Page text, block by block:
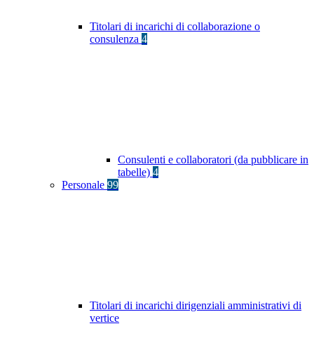
Titolari di incarichi di collaborazione o
consulenza 4
Consulenti e collaboratori (da pubblicare in
tabelle) 4
Personale 99
Titolari di incarichi dirigenziali amministrativi di
vertice